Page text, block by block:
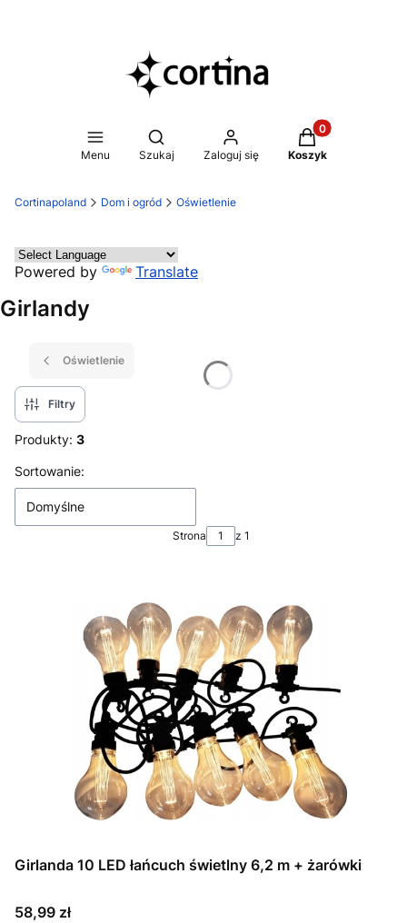
Menu
Otwórz wyszukiwarkę
Szukaj Zaloguj się
Produkty w
Koszyk
Cortinapoland Dom i ogród Oświetlenie
Powered by Translate
Girlandy
Oświetlenie
Filtry
Produkty: 3
Lista produktów
Sortowanie:
Domyślne
Strona z 1
Girlanda 10 LED łańcuch świetlny 6,2 m + żarówki
Cena
58,99 zł